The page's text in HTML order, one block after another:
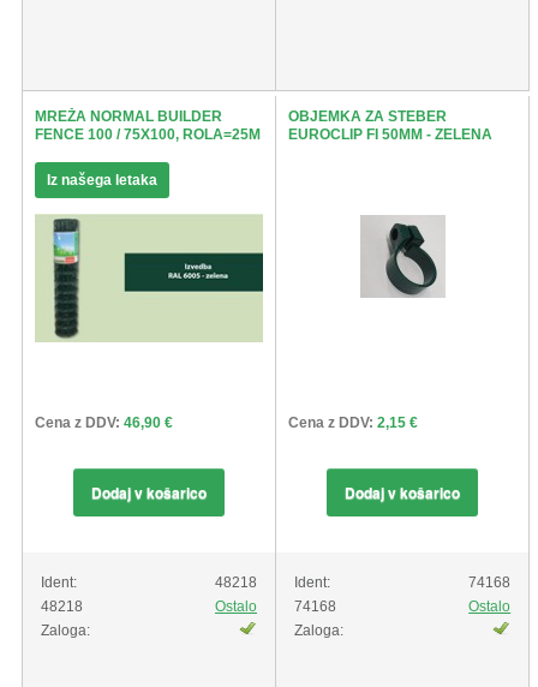
MREŽA NORMAL BUILDER
FENCE 100 / 75X100, ROLA=25M
Iz našega letaka
Cena z DDV: 46,90 €
Dodaj v košarico
Ident:
48218
48218
Ostalo
Zaloga:
OBJEMKA ZA STEBER
EUROCLIP FI 50MM - ZELENA
Cena z DDV: 2,15 €
Dodaj v košarico
Ident:
74168
74168
Ostalo
Zaloga: